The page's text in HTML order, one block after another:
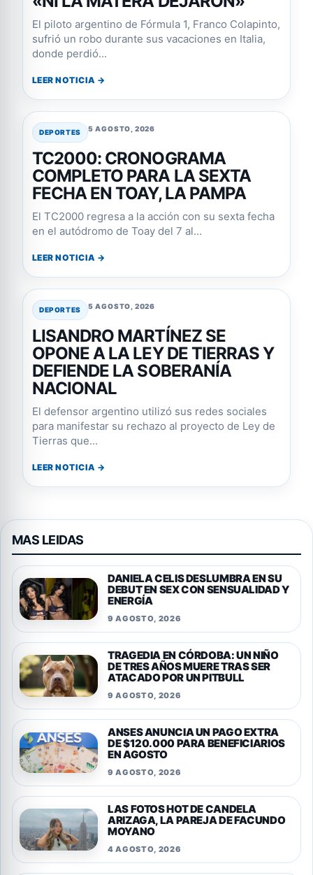
El piloto argentino de Fórmula 1, Franco Colapinto,
sufrió un robo durante sus vacaciones en Italia,
donde perdió...
LEER NOTICIA →
DEPORTES 5 AGOSTO, 2026
TC2000: CRONOGRAMA
COMPLETO PARA LA SEXTA
FECHA EN TOAY, LA PAMPA
El TC2000 regresa a la acción con su sexta fecha
en el autódromo de Toay del 7 al...
LEER NOTICIA →
DEPORTES 5 AGOSTO, 2026
LISANDRO MARTÍNEZ SE
OPONE A LA LEY DE TIERRAS Y
DEFIENDE LA SOBERANÍA
NACIONAL
El defensor argentino utilizó sus redes sociales
para manifestar su rechazo al proyecto de Ley de
Tierras que...
LEER NOTICIA →
MAS LEIDAS
DANIELA CELIS DESLUMBRA EN SU
DEBUT EN SEX CON SENSUALIDAD Y
ENERGÍA
9 AGOSTO, 2026
TRAGEDIA EN CÓRDOBA: UN NIÑO
DE TRES AÑOS MUERE TRAS SER
ATACADO POR UN PITBULL
9 AGOSTO, 2026
ANSES ANUNCIA UN PAGO EXTRA
DE $120.000 PARA BENEFICIARIOS
EN AGOSTO
9 AGOSTO, 2026
LAS FOTOS HOT DE CANDELA
ARIZAGA, LA PAREJA DE FACUNDO
MOYANO
4 AGOSTO, 2026